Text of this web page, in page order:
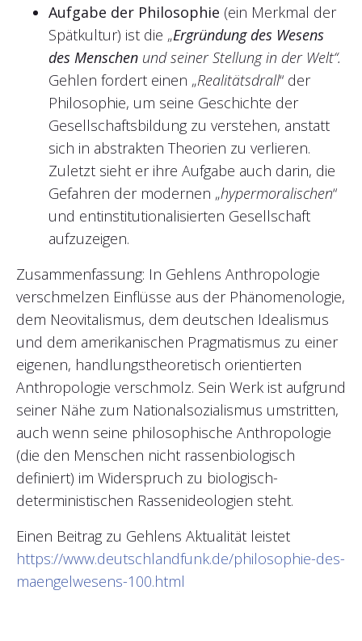
Aufgabe der Philosophie (ein Merkmal der
Spätkultur) ist die „Ergründung des Wesens
des Menschen und seiner Stellung in der Welt“.
Gehlen fordert einen „Realitätsdrall“ der
Philosophie, um seine Geschichte der
Gesellschaftsbildung zu verstehen, anstatt
sich in abstrakten Theorien zu verlieren.
Zuletzt sieht er ihre Aufgabe auch darin, die
Gefahren der modernen „hypermoralischen“
und entinstitutionalisierten Gesellschaft
aufzuzeigen.
Zusammenfassung: In Gehlens Anthropologie
verschmelzen Einflüsse aus der Phänomenologie,
dem Neovitalismus, dem deutschen Idealismus
und dem amerikanischen Pragmatismus zu einer
eigenen, handlungstheoretisch orientierten
Anthropologie verschmolz. Sein Werk ist aufgrund
seiner Nähe zum Nationalsozialismus umstritten,
auch wenn seine philosophische Anthropologie
(die den Menschen nicht rassenbiologisch
definiert) im Widerspruch zu biologisch-
deterministischen Rassenideologien steht.
Einen Beitrag zu Gehlens Aktualität leistet
https://www.deutschlandfunk.de/philosophie-des-
maengelwesens-100.html